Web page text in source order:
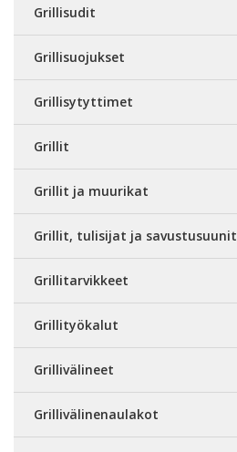
Grillisudit
Grillisuojukset
Grillisytyttimet
Grillit
Grillit ja muurikat
Grillit, tulisijat ja savustusuunit
Grillitarvikkeet
Grillityökalut
Grillivälineet
Grillivälinenaulakot